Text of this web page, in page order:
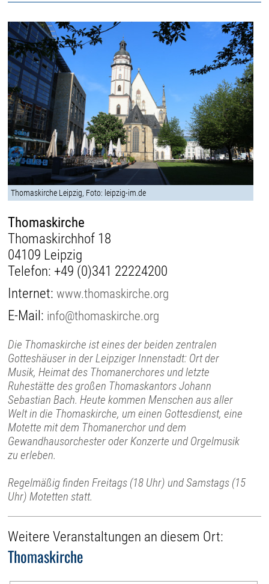
Thomaskirche Leipzig, Foto: leipzig-im.de
Thomaskirche
Thomaskirchhof 18
04109 Leipzig
Telefon: +49 (0)341 22224200
Internet:www.thomaskirche.org
E-Mail: info@thomaskirche.org
Die Thomaskirche ist eines der beiden zentralen
Gotteshäuser in der Leipziger Innenstadt: Ort der
Musik, Heimat des Thomanerchores und letzte
Ruhestätte des großen Thomaskantors Johann
Sebastian Bach. Heute kommen Menschen aus aller
Welt in die Thomaskirche, um einen Gottesdienst, eine
Motette mit dem Thomanerchor und dem
Gewandhausorchester oder Konzerte und Orgelmusik
zu erleben.
Regelmäßig finden Freitags (18 Uhr) und Samstags (15
Uhr) Motetten statt.
Weitere Veranstaltungen an diesem Ort:
Thomaskirche